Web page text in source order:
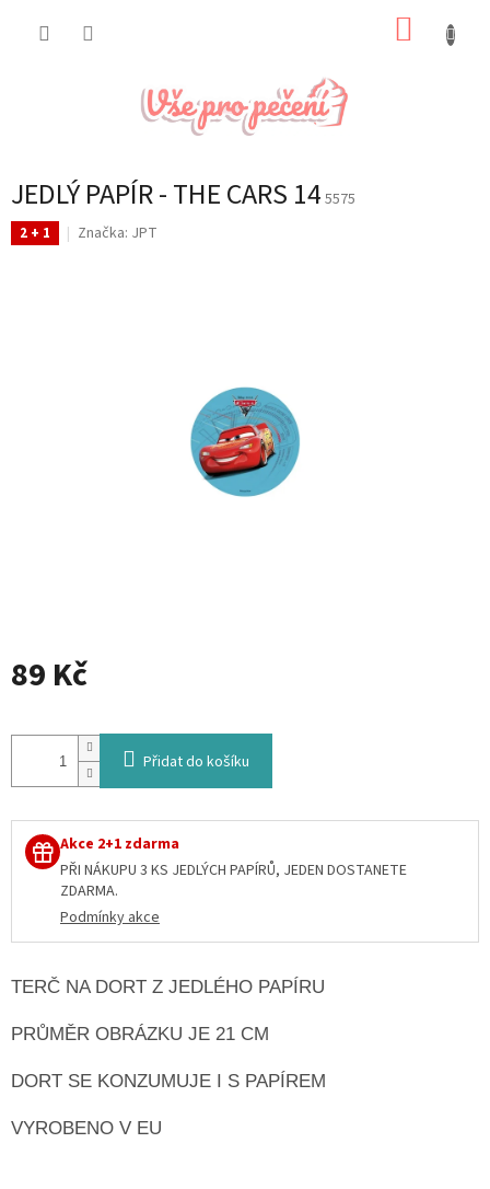
JEDLÝ PAPÍR - THE CARS 14 5575
2 + 1 Značka: JPT
89 Kč
cena:
Přidat do košíku
Akce 2+1 zdarma
PŘI NÁKUPU 3 KS JEDLÝCH PAPÍRŮ, JEDEN DOSTANETE
ZDARMA.
Podmínky akce
TERČ NA DORT Z JEDLÉHO PAPÍRU
PRŮMĚR OBRÁZKU JE 21 CM
DORT SE KONZUMUJE I S PAPÍREM
VYROBENO V EU